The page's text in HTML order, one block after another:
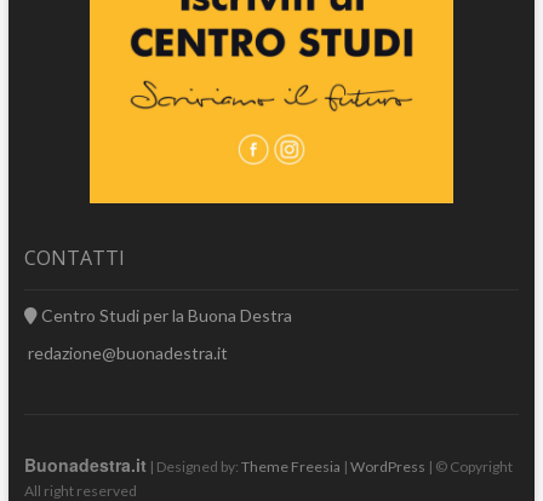
CONTATTI
Centro Studi per la Buona Destra
redazione@buonadestra.it
Buonadestra.it | Designed by: Theme Freesia | WordPress | © Copyright
All right reserved